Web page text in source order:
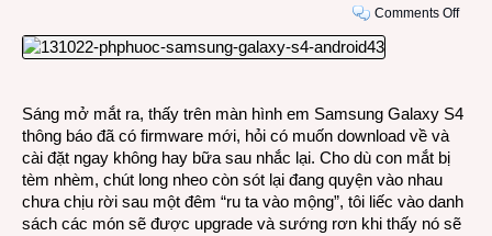
Comments Offon
Sáng mở mắt ra, thấy trên màn hình em Samsung Galaxy S4
thông báo đã có firmware mới, hỏi có muốn download về và
cài đặt ngay không hay bữa sau nhắc lại. Cho dù con mắt bị
tèm nhèm, chút long nheo còn sót lại đang quyện vào nhau
chưa chịu rời sau một đêm “ru ta vào mộng”, tôi liếc vào danh
sách các món sẽ được upgrade và sướng rơn khi thấy nó sẽ